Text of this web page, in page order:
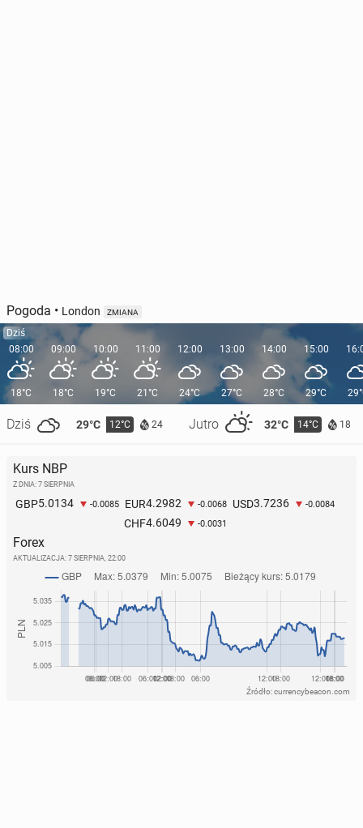
Pogoda • London ZMIANA
Dziś
08:00
18°C
Dziś 29°C 12°C 24 Jutro 32°C 14°C 18
09:00
18°C
10:00
19°C
11:00
21°C
12:00
24°C
13:00
27°C
14:00
28°C
15:00
29°C
Kurs NBP
Z DNIA: 7 SIERPNIA
GBP5.0134 -0.0085 EUR4.2982 -0.0068 USD3.7236 -0.0084
CHF4.6049 -0.0031
Forex
AKTUALIZACJA: 7 SIERPNIA, 22:00
Źródło: currencybeacon.com